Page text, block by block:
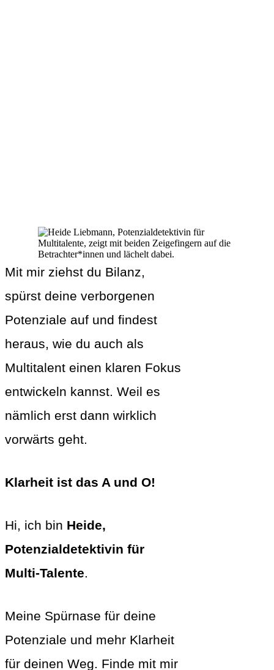
Mit mir ziehst du Bilanz,
spürst deine verborgenen
Potenziale auf und findest
heraus, wie du auch als
Multitalent einen klaren Fokus
entwickeln kannst. Weil es
nämlich erst dann wirklich
vorwärts geht.
Klarheit ist das A und O!
Hi, ich bin Heide,
Potenzialdetektivin für
Multi-Talente.
Meine Spürnase für deine
Potenziale und mehr Klarheit
für deinen Weg. Finde mit mir